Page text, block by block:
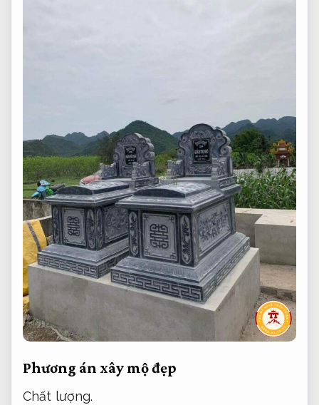
Phương án xây mộ đẹp
Chất lượng.